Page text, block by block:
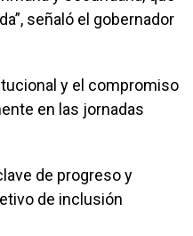
señaló el gobernador
y el compromiso
en las jornadas
de progreso y
de inclusión